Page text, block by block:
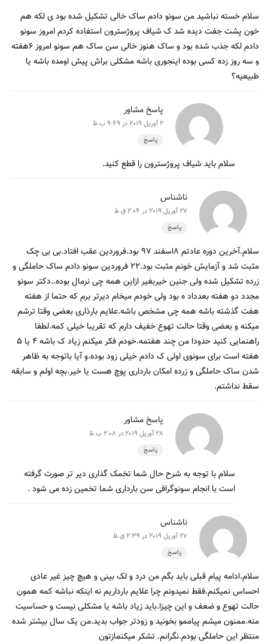
سلام خسته نباشید من سونو دادم ساک خالی تشکیل شده بود ی لکه هم
خون پشت جفت دیده شد ک شیاف پروژسترون استفاده کردم امروز سونو
دادم لکه جذب شده بود و ساک هنوز خالی سن ساک هم سونو امروز ۶هفته
و سه روز زده کسی بوده اینجوری باشه مشکلی براش پیش اومده باشه یا
طبیعیه؟
پاسخ مشاور
2 آوریل 2019 در 9:49 ب.ظ
پاسخ
سلام باید شیاف پروژسترون را قطع کنید.
ناشناس
27 آوریل 2019 در 2:04 ق.ظ
پاسخ
سلام.آخرین دوره عادتم ۸اسفند ۹۷ بود.فروردین عقب افتاد.بی بی چک
مثبت شد و آزمایش خونم مثبت بود.۲۲ فروردین سونو دادم ساک حاملگی و
زرده تشکیل شده ولی جنین خیربغیر ازاین همه چی نرمال بوده..دکتر سونو
مجدد دو هفته بعدداد ه بود ولی خودم میخام دیرتر برم که حتما از هفته
هفت گذشته باشه همه چی مشخص باشه.علایم بارذاری بعضی وقتا ترشم
میکنه و بعضی وقتا حالت تهوع خفیف دارم که تقریبا خیلی کمه.لطفا
راهنمایی کنید حدودا من چند هفتمه.خودم فکر میکنم زیاد ک باشه ۴ یا ۵
هفته است برای سونوی اولی ک دادم خیلی زود بوده.و آیا باتوجه به ظاهر
شدن ساک حاملگی و زرده امکان بارداری پوچ هست یا خیر.بچه اولم و سابقه
سقط نداشتم.
پاسخ مشاور
28 آوریل 2019 در 2:08 ب.ظ
پاسخ
سلام با توجه به شرح حال شما تخمک گذاری دیر تر صورت گرفته
است با انجام سونوگرافی سن بارداری شما تخمین زده می شود .
ناشناس
27 آوریل 2019 در 2:39 ق.ظ
پاسخ
سلام.ادامه پیام قبلی باید بگم من درد و لک بینی و هیچ چیز غیر عادی
احساس نمیکنم.فقط نمیدونم چرا علایم بارداریم نه اینکه نباشه کمه همون
حالت تهوع و ضعف و این چیزا.باید زیاد باشه یا مشکلی نیست و حساسیت
منه.ممنون میشم پیاممو بخونید و زودتر جواب بدید.من یک سال بیشتر شده
منتظر این حاملگی بودم.نگرانم. تشکر میکنمازتون